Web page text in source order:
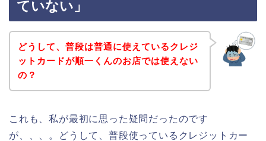
ていない」
どうして、普段は普通に使えているクレジ
ットカードが順一くんのお店では使えない
の？
これも、私が最初に思った疑問だったのです
が、、、。どうして、普段使っているクレジットカー